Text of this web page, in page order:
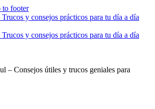
to footer
– Consejos útiles y trucos geniales para